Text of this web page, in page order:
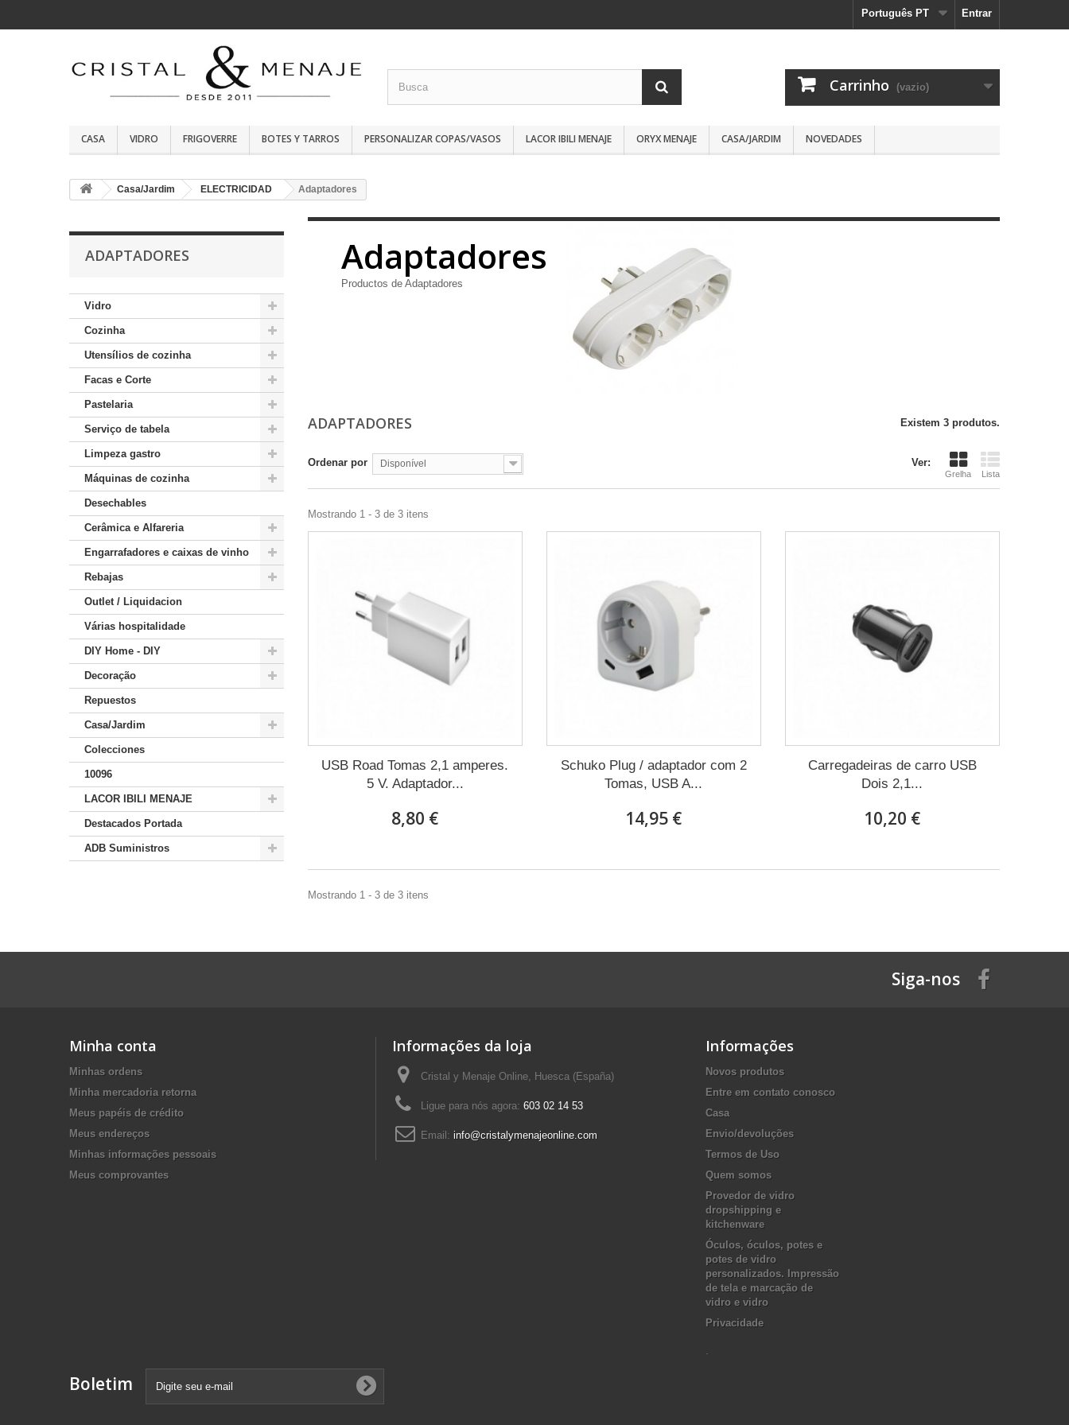
Entrar
Português PT
Carrinho (vazio)
CASA VIDRO FRIGOVERRE BOTES Y TARROS PERSONALIZAR COPAS/VASOS LACOR IBILI MENAJE ORYX MENAJE CASA/JARDIM NOVEDADES
Casa/Jardim ELECTRICIDAD Adaptadores
ADAPTADORES
Vidro
Cozinha
Utensílios de cozinha
Facas e Corte
Pastelaria
Serviço de tabela
Limpeza gastro
Máquinas de cozinha
Desechables
Cerâmica e Alfareria
Engarrafadores e caixas de vinho
Rebajas
Outlet / Liquidacion
Várias hospitalidade
DIY Home - DIY
Decoração
Repuestos
Casa/Jardim
Colecciones
10096
LACOR IBILI MENAJE
Destacados Portada
ADB Suministros
Adaptadores
Productos de Adaptadores
ADAPTADORES Existem 3 produtos.
Ver:
Grelha Lista
Ordenar por Disponível
Mostrando 1 - 3 de 3 itens
USB Road Tomas 2,1 amperes.
5 V. Adaptador...
8,80 €
Schuko Plug / adaptador com 2
Tomas, USB A...
14,95 €
Carregadeiras de carro USB
Dois 2,1...
10,20 €
Mostrando 1 - 3 de 3 itens
Siga-nos
Minha conta
Minhas ordens
Minha mercadoria retorna
Meus papéis de crédito
Meus endereços
Minhas informações pessoais
Meus comprovantes
Informações da loja
Cristal y Menaje Online, Huesca (España)
Ligue para nós agora: 603 02 14 53
Email: info@cristalymenajeonline.com
Informações
Novos produtos
Entre em contato conosco
Casa
Envio/devoluções
Termos de Uso
Quem somos
Provedor de vidro
dropshipping e
kitchenware
Óculos, óculos, potes e
potes de vidro
personalizados. Impressão
de tela e marcação de
vidro e vidro
Privacidade
Boletim